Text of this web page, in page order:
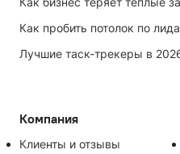
Как пробить потолок по
Компания
Клиенты и отзывы